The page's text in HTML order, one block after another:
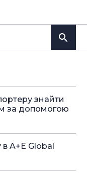
знайти
за допомогою
A+E Global